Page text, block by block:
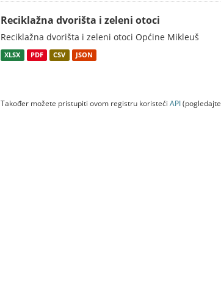
Reciklažna dvorišta i zeleni otoci
Reciklažna dvorišta i zeleni otoci Općine Mikleuš
XLSX PDF CSV JSON
Također možete pristupiti ovom registru koristeći API(pogledajte